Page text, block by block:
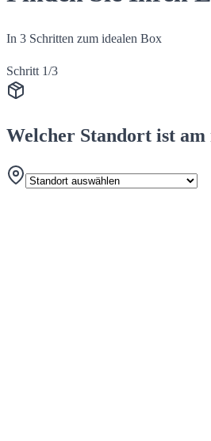
In 3 Schritten zum idealen Box
Schritt 1/3
Welcher Standort ist am